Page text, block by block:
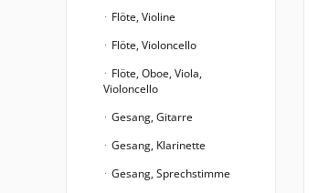
Flöte, Violine
Flöte, Violoncello
Flöte, Oboe, Viola,
Violoncello
Gesang, Gitarre
Gesang, Klarinette
Gesang, Sprechstimme